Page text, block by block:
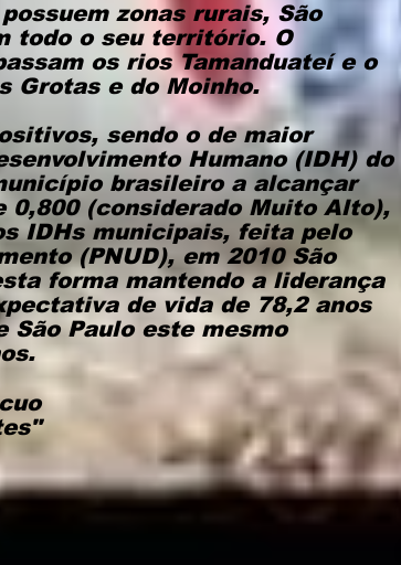
zonas rurais, São
todo o seu território. O
os rios Tamanduateí e o
Grotas e do Moinho.
sendo o de maior
Humano (IDH) do
brasileiro a alcançar
0,800 (considerado Muito Alto),
IDHs municipais, feita pelo
(PNUD), em 2010 São
forma mantendo a liderança
de vida de 78,2 anos
São Paulo este mesmo